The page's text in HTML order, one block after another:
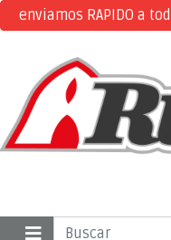
enviamos RAPIDO a